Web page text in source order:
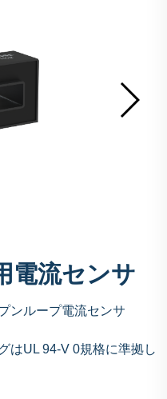
電流センサ
ンループ電流センサ
はUL 94-V 0規格に準拠し